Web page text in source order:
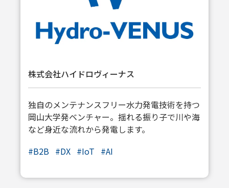
株式会社ハイドロヴィーナス
独自のメンテナンスフリー水力発電技術を持つ
岡山大学発ベンチャー。揺れる振り子で川や海
など身近な流れから発電します。
#B2B #DX #IoT #AI